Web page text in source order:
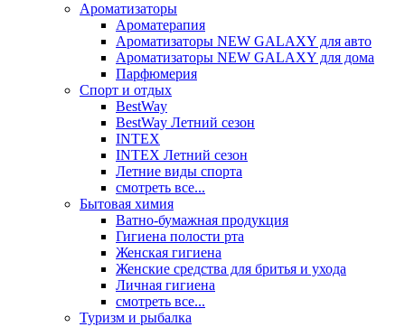
Ароматизаторы
Ароматерапия
Ароматизаторы NEW GALAXY для авто
Ароматизаторы NEW GALAXY для дома
Парфюмерия
Спорт и отдых
BestWay
BestWay Летний сезон
INTEX
INTEX Летний сезон
Летние виды спорта
смотреть все...
Бытовая химия
Ватно-бумажная продукция
Гигиена полости рта
Женская гигиена
Женские средства для бритья и ухода
Личная гигиена
смотреть все...
Туризм и рыбалка